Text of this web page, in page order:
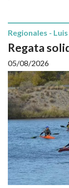
Regata
Regionales -
05/08/2026